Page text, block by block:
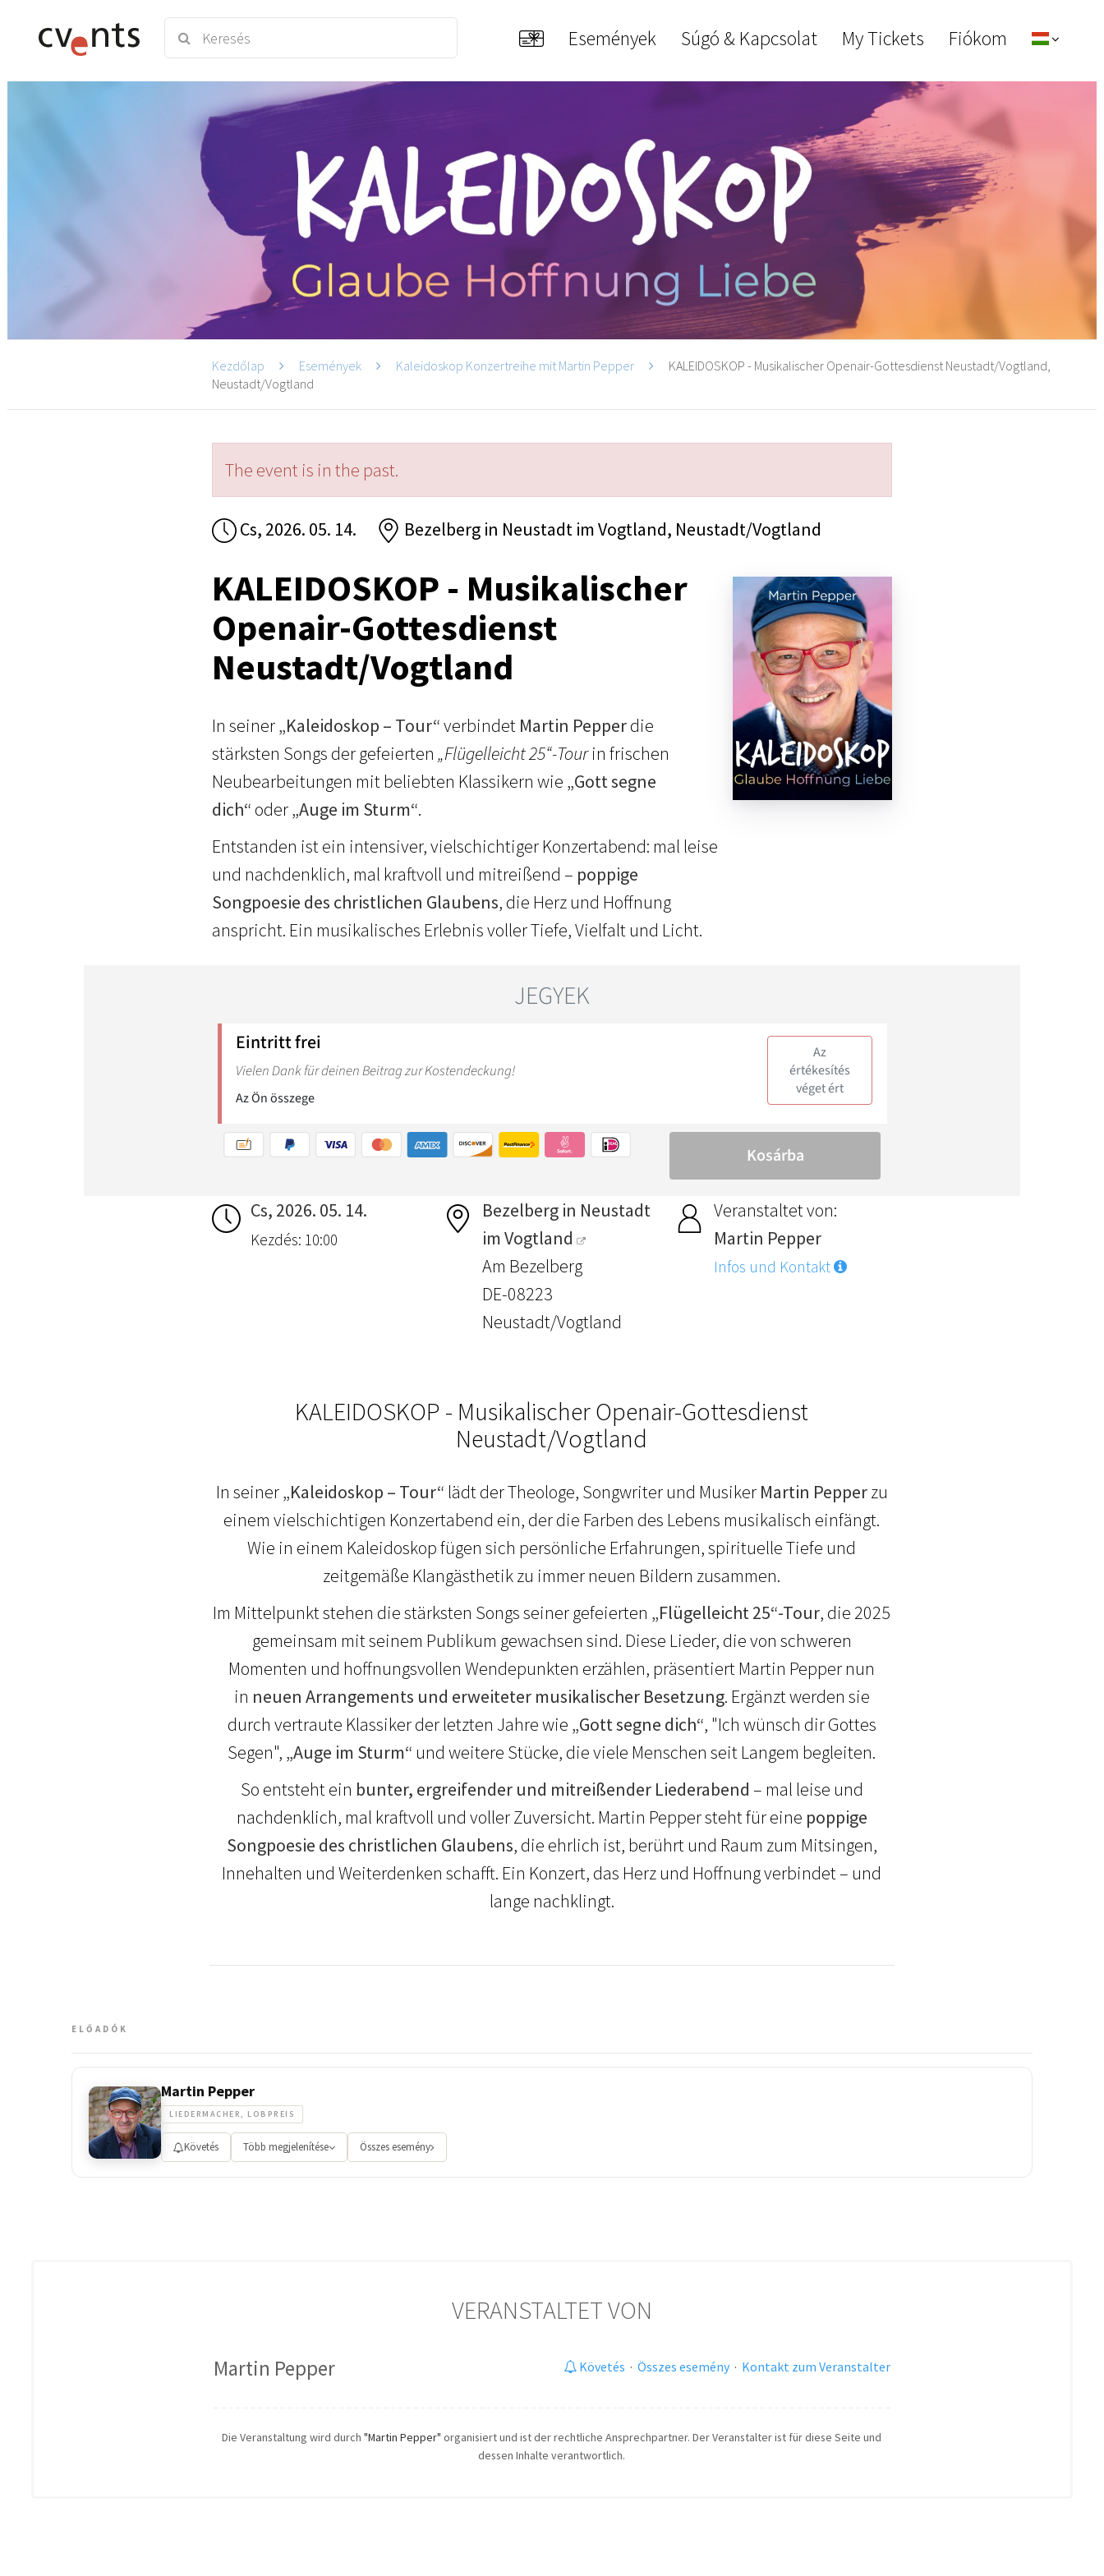
Események Súgó & Kapcsolat My Tickets Fiókom
Kezdőlap Események Kaleidoskop Konzertreihe mit Martin Pepper
KALEIDOSKOP - Musikalischer Openair-Gottesdienst Neustadt/Vogtland,
Neustadt/Vogtland
The event is in the past.
Cs, 2026. 05. 14. Bezelberg in Neustadt im Vogtland, Neustadt/Vogtland
KALEIDOSKOP - Musikalischer
Openair-Gottesdienst
Neustadt/Vogtland
In seiner„Kaleidoskop – Tour“verbindet Martin Pepperdie
stärksten Songs der gefeierten„Flügelleicht 25“-Tourin frischen
Neubearbeitungen mit beliebten Klassikern wie „Gott segne
dich“ oder„Auge im Sturm“.
Entstanden ist ein intensiver, vielschichtiger Konzertabend: mal leise
und nachdenklich, mal kraftvoll und mitreißend – poppige
Songpoesie des christlichen Glaubens, die Herz und Hoffnung
anspricht. Ein musikalisches Erlebnis voller Tiefe, Vielfalt und Licht.
Cs, 2026. 05. 14.
Kezdés: 10:00
Bezelberg in Neustadt
im Vogtland
Am Bezelberg
DE-08223
Neustadt/Vogtland
Veranstaltet von:
Martin Pepper
Infos und Kontakt
KALEIDOSKOP - Musikalischer Openair-Gottesdienst
Neustadt/Vogtland
In seiner„Kaleidoskop – Tour“ lädt der Theologe, Songwriter und Musiker Martin Pepperzu
einem vielschichtigen Konzertabend ein, der die Farben des Lebens musikalisch einfängt.
Wie in einem Kaleidoskop fügen sich persönliche Erfahrungen, spirituelle Tiefe und
zeitgemäße Klangästhetik zu immer neuen Bildern zusammen.
Im Mittelpunkt stehen die stärksten Songs seiner gefeierten „Flügelleicht 25“-Tour, die 2025
gemeinsam mit seinem Publikum gewachsen sind. Diese Lieder, die von schweren
Momenten und hoffnungsvollen Wendepunkten erzählen, präsentiert Martin Pepper nun
in neuen Arrangements und erweiteter musikalischer Besetzung. Ergänzt werden sie
durch vertraute Klassiker der letzten Jahre wie „Gott segne dich“, "Ich wünsch dir Gottes
Segen", „Auge im Sturm“ und weitere Stücke, die viele Menschen seit Langem begleiten.
So entsteht ein bunter, ergreifender und mitreißender Liederabend – mal leise und
nachdenklich, mal kraftvoll und voller Zuversicht. Martin Pepper steht für eine poppige
Songpoesie des christlichen Glaubens, die ehrlich ist, berührt und Raum zum Mitsingen,
Innehalten und Weiterdenken schafft. Ein Konzert, das Herz und Hoffnung verbindet – und
lange nachklingt.
ELŐADÓK
Martin Pepper
LIEDERMACHER, LOBPREIS
Követés Több megjelenítése Összes esemény
VERANSTALTET VON
Martin Pepper Követés · Összes esemény· Kontakt zum Veranstalter
Die Veranstaltung wird durch"Martin Pepper" organisiert und ist der rechtliche Ansprechpartner. Der Veranstalter ist für diese Seite und
dessen Inhalte verantwortlich.